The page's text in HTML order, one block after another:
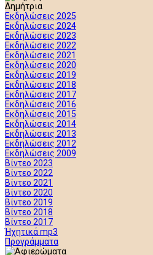
Δημήτρια
Εκδηλώσεις 2025
Εκδηλώσεις 2024
Εκδηλώσεις 2023
Εκδηλώσεις 2022
Εκδηλώσεις 2021
Εκδηλώσεις 2020
Εκδηλώσεις 2019
Εκδηλώσεις 2018
Εκδηλώσεις 2017
Εκδηλώσεις 2016
Εκδηλώσεις 2015
Εκδηλώσεις 2014
Εκδηλώσεις 2013
Εκδηλώσεις 2012
Εκδηλώσεις 2009
Βίντεο 2023
Βίντεο 2022
Βίντεο 2021
Βίντεο 2020
Βίντεο 2019
Βίντεο 2018
Βίντεο 2017
Ήχητικά mp3
Προγράμματα